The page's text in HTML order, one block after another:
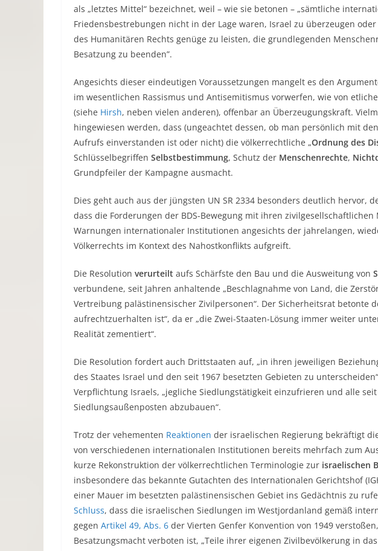
als „letztes Mittel“ bezeichnet, weil – wie sie betonen – „sämtliche
Friedensbestrebungen nicht in der Lage waren, Israel zu überzeugen
des Humanitären Rechts genüge zu leisten, die grundlegenden
Besatzung zu beenden”.
Angesichts dieser eindeutigen Voraussetzungen mangelt es den
im wesentlichen Rassismus und Antisemitismus vorwerfen, wie von
(siehe Hirsh, neben vielen anderen), offenbar an Überzeugungskraft.
hingewiesen werden, dass (ungeachtet dessen, ob man persönlich mit
Aufrufs einverstanden ist oder nicht) die völkerrechtliche „Ordnung des
Schlüsselbegriffen Selbstbestimmung, Schutz der Menschenrechte,
Grundpfeiler der Kampagne ausmacht.
Dies geht auch aus der jüngsten UN SR 2334 besonders deutlich hervor,
dass die Forderungen der BDS-Bewegung mit ihren
Warnungen internationaler Institutionen angesichts der jahrelangen,
Völkerrechts im Kontext des Nahostkonflikts aufgreift.
Die Resolution verurteilt aufs Schärfste den Bau und die Ausweitung von
verbundene, seit Jahren anhaltende „Beschlagnahme von Land, die
Vertreibung palästinensischer Zivilpersonen“. Der Sicherheitsrat betonte
aufrechtzuerhalten ist“, da er „die Zwei-Staaten-Lösung immer weiter
Realität zementiert“.
Die Resolution fordert auch Drittstaaten auf, „in ihren jeweiligen
des Staates Israel und den seit 1967 besetzten Gebieten zu
Verpflichtung Israels, „jegliche Siedlungstätigkeit einzufrieren und alle
Siedlungsaußenposten abzubauen“.
Trotz der vehementen Reaktionen der israelischen Regierung bekräftigt
von verschiedenen internationalen Institutionen bereits mehrfach zum
kurze Rekonstruktion der völkerrechtlichen Terminologie zur israelischen
insbesondere das bekannte Gutachten des Internationalen Gerichtshof
einer Mauer im besetzten palästinensischen Gebiet ins Gedächtnis zu
Schluss, dass die israelischen Siedlungen im Westjordanland gemäß
gegen Artikel 49, Abs. 6 der Vierten Genfer Konvention von 1949
Besatzungsmacht verboten ist, „Teile ihrer eigenen Zivilbevölkerung in